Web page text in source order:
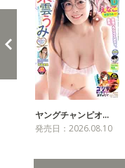
ヤングチャンピオ…
発売日：2026.08.10